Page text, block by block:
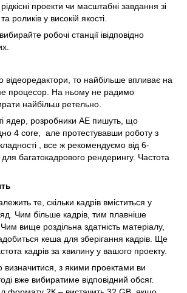
проекти чи масштабні завдання зі
роликів у високій якості.
робочі станції івідповідно
то найбільше впливає на
процесор. На ньому не радимо
найбільш ретельно.
ядер, розробники AE пишуть, що
4 core, але протестувавши роботу з
, все ж рекомендуємо від 6-
багатокадрового рендерингу. Частота
те, скільки кадрів вміститься у
Чим більше кадрів, тим плавніше
вище роздільна здатність матеріалу,
кеша для зберігання кадрів. Ще
кадрів за хвилину у вашого проекту.
визначитися, з якими проектами ви
вже вибиратиме відповідний обсяг.